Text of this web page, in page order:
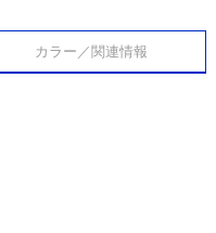
カラー／関連情報